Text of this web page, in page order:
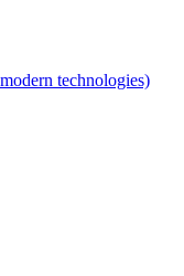
technologies)